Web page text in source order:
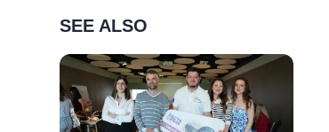
SEE ALSO